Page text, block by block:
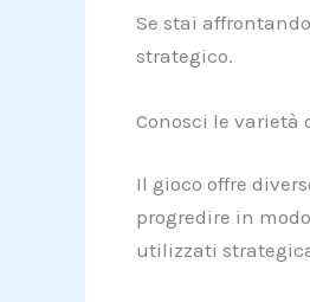
Se stai
strategico.
Conosci le
Il gioco offre
progredire in
utilizzati